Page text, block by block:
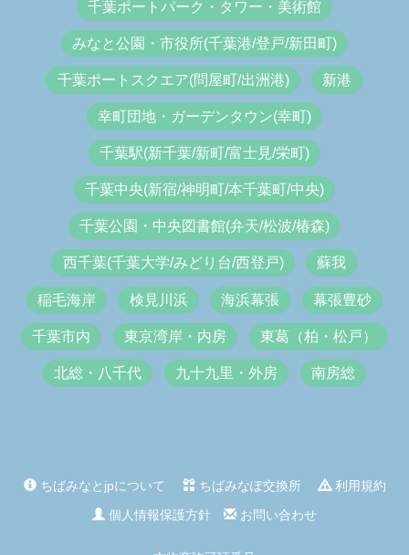
千葉ポートパーク・タワー・美術館
みなと公園・市役所(千葉港/登戸/新田町)
千葉ポートスクエア(問屋町/出洲港) 新港
幸町団地・ガーデンタウン(幸町)
千葉駅(新千葉/新町/富士見/栄町)
千葉中央(新宿/神明町/本千葉町/中央)
千葉公園・中央図書館(弁天/松波/椿森)
西千葉(千葉大学/みどり台/西登戸) 蘇我
稲毛海岸 検見川浜 海浜幕張 幕張豊砂
千葉市内 東京湾岸・内房 東葛（柏・松戸）
北総・八千代 九十九里・外房 南房総
ちばみなとjpについて ちばみなぽ交換所
利用規約
個人情報保護方針
お問い合わせ